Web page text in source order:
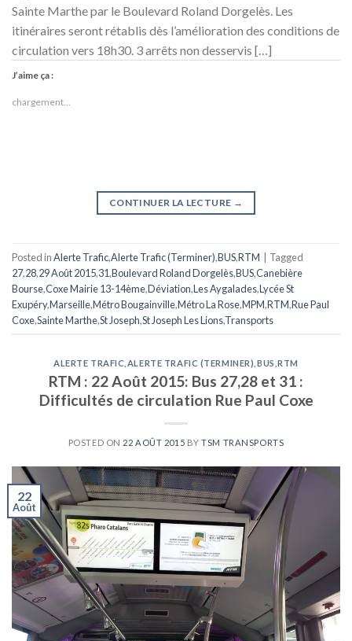
Sainte Marthe par le Boulevard Roland Dorgelès. Les
itinéraires seront rétablis dès l’amélioration des conditions de
circulation vers 18h30. 3 arrêts non desservis […]
J’aime ça :
chargement…
CONTINUER LA LECTURE →
Posted inAlerte Trafic,Alerte Trafic (Terminer),BUS,RTM | Tagged
27,28,29 Août 2015,31,Boulevard Roland Dorgelès,BUS,Canebière
Bourse,Coxe Mairie 13-14ème,Déviation,Les Aygalades,Lycée St
Exupéry,Marseille,Métro Bougainville,Métro La Rose,MPM,RTM,Rue Paul
Coxe,Sainte Marthe,St Joseph,St Joseph Les Lions,Transports
ALERTE TRAFIC ALERTE TRAFIC (TERMINER) BUS ,RTM
RTM : 22 Août 2015: Bus 27,28 et 31 :
Difficultés de circulation Rue Paul Coxe
POSTED ON 22 AOÛT 2015 BYTSM TRANSPORTS
22
Août